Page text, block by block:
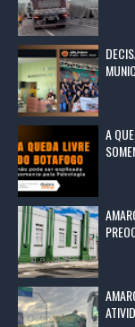
A